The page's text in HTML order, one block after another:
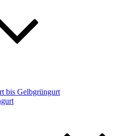
bis Gelbgrüngurt